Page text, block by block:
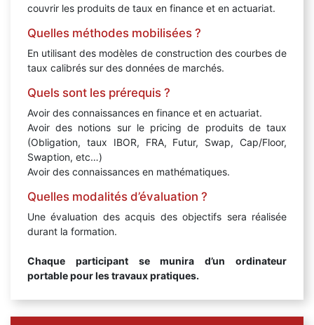
couvrir les produits de taux en finance et en actuariat.
Quelles méthodes mobilisées ?
En utilisant des modèles de construction des courbes de
taux calibrés sur des données de marchés.
Quels sont les prérequis ?
Avoir des connaissances en finance et en actuariat.
Avoir des notions sur le pricing de produits de taux
(Obligation, taux IBOR, FRA, Futur, Swap, Cap/Floor,
Swaption, etc…)
Avoir des connaissances en mathématiques.
Quelles modalités d’évaluation ?
Une évaluation des acquis des objectifs sera réalisée
durant la formation.
Chaque participant se munira d’un ordinateur
portable pour les travaux pratiques.